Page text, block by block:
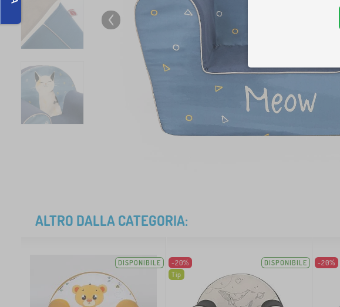
ALTRO DALLA CATEGORIA:
DISPONIBILE
-20%
Tip
DISPONIBILE -20%